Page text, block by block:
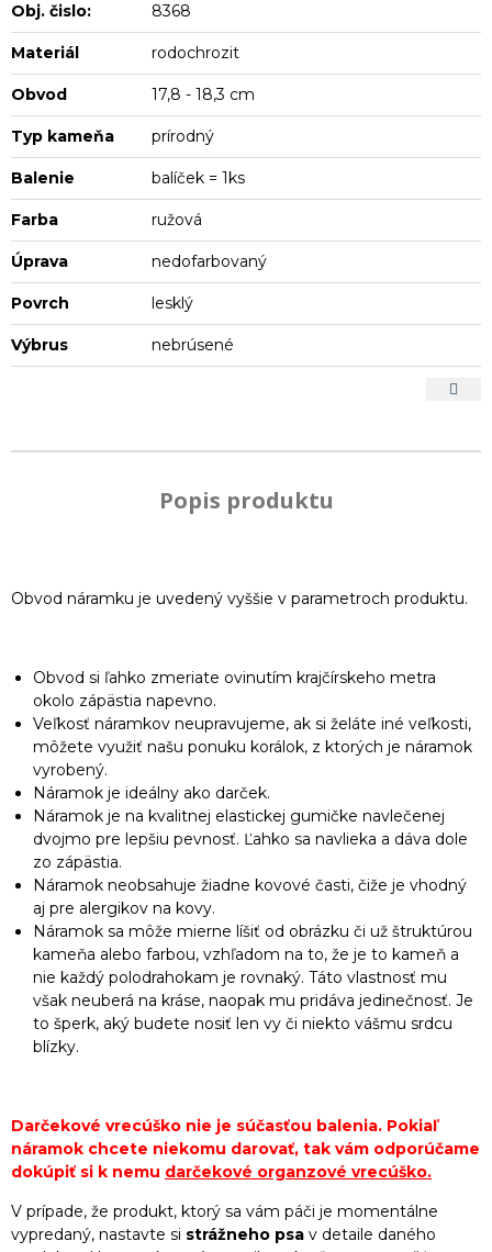
Obj. čislo: 8368
Materiál rodochrozit
Obvod 17,8 - 18,3 cm
Typ kameňa prírodný
Balenie balíček = 1ks
Farba ružová
Úprava nedofarbovaný
Povrch lesklý
Výbrus nebrúsené
Popis produktu
Obvod náramku je uvedený vyššie v parametroch produktu.
Obvod si ľahko zmeriate ovinutím krajčírskeho metra
okolo zápästia napevno.
Veľkosť náramkov neupravujeme, ak si želáte iné veľkosti,
môžete využiť našu ponuku korálok, z ktorých je náramok
vyrobený.
Náramok je ideálny ako darček.
Náramok je na kvalitnej elastickej gumičke navlečenej
dvojmo pre lepšiu pevnosť. Ľahko sa navlieka a dáva dole
zo zápästia.
Náramok neobsahuje žiadne kovové časti, čiže je vhodný
aj pre alergikov na kovy.
Náramok sa môže mierne líšiť od obrázku či už štruktúrou
kameňa alebo farbou, vzhľadom na to, že je to kameň a
nie každý polodrahokam je rovnaký. Táto vlastnosť mu
však neuberá na kráse, naopak mu pridáva jedinečnosť. Je
to šperk, aký budete nosiť len vy či niekto vášmu srdcu
blízky.
Darčekové vrecúško nie je súčasťou balenia. Pokiaľ
náramok chcete niekomu darovať, tak vám odporúčame
dokúpiť si k nemu darčekové organzové vrecúško.
V prípade, že produkt, ktorý sa vám páči je momentálne
vypredaný, nastavte si strážneho psa v detaile daného